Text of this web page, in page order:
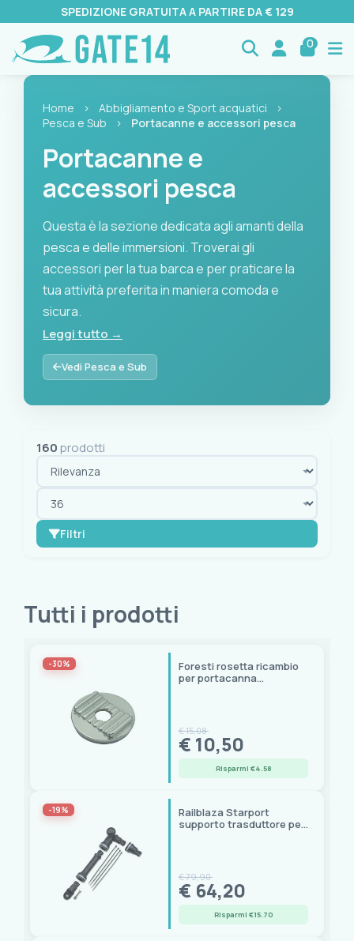
SPEDIZIONE GRATUITA A PARTIRE DA € 129
0
Home › Abbigliamento e Sport acquatici
›
Pesca e Sub
› Portacanne e accessori pesca
Portacanne e
accessori pesca
Questa è la sezione dedicata agli amanti della
pesca e delle immersioni. Troverai gli
accessori per la tua barca e per praticare la
tua attività preferita in maniera comoda e
sicura.
Leggi tutto →
Questa è la sezione dedicata agli amanti della pesca e
Vedi Pesca e Sub
160prodotti
Filtri
Disponibilità
Spedizione immediata
Scontati(155)
Forniture nautiche italiane(3)
GATE14(5)
Lahna(1)
Mac(1)
Magma Europe
Tutti i prodotti
-30%
Foresti rosetta ricambio
per portacanna
€ 15,08
€ 10,50
Risparmi €4.58
-19%
Railblaza Starport
supporto trasduttore per
€ 79,90
€ 64,20
Risparmi €15.70